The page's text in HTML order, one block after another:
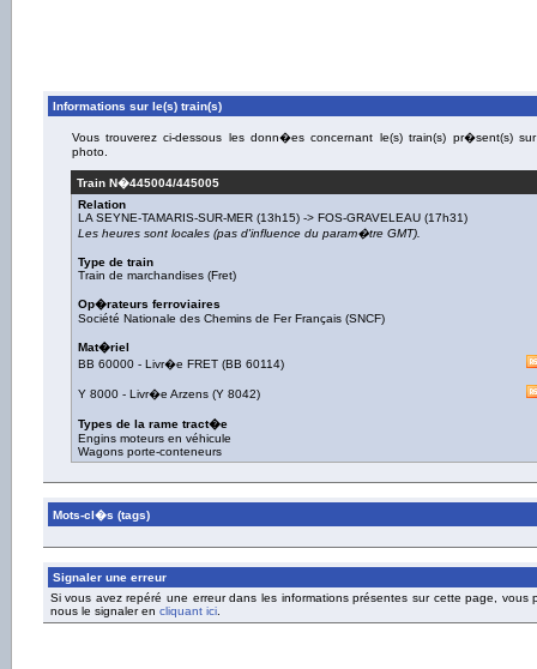
Informations sur le(s) train(s)
Vous trouverez ci-dessous les donn�es concernant le(s) train(s) pr�sent(s)
photo.
Train N�445004/445005
Relation
LA SEYNE-TAMARIS-SUR-MER (13h15) -> FOS-GRAVELEAU (17h31)
Les heures sont locales (pas d'influence du param�tre GMT).
Type de train
Train de marchandises (Fret)
Op�rateurs ferroviaires
Société Nationale des Chemins de Fer Français (SNCF)
Mat�riel
BB 60000 - Livr�e FRET (BB 60114)
Y 8000 - Livr�e Arzens (Y 8042)
Types de la rame tract�e
Engins moteurs en véhicule
Wagons porte-conteneurs
Mots-cl�s (tags)
Signaler une erreur
Si vous avez repéré une erreur dans les informations présentes sur cette page, vous
nous le signaler en cliquant ici.